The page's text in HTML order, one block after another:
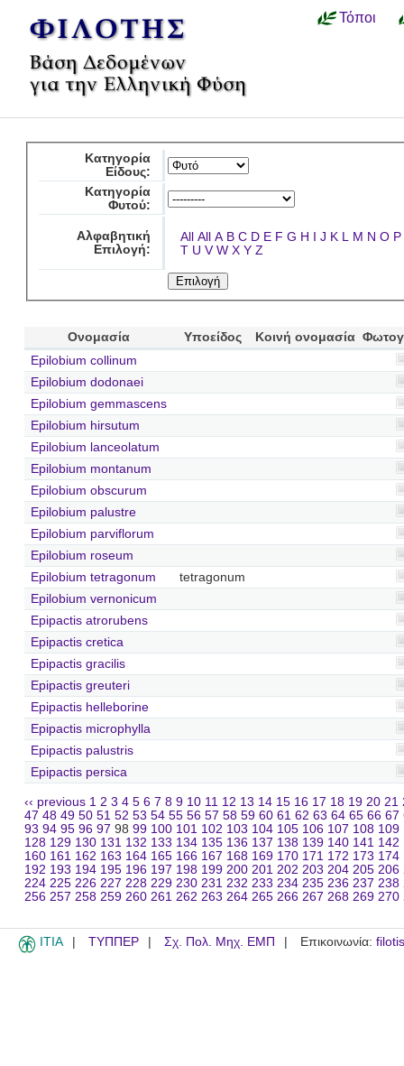
Τόποι
Κατηγορία
Είδους:
Κατηγορία
Φυτού:
Αλφαβητική
Επιλογή:
All All A B C D E F G H I J K L M N O P
T U V W X Y Z
Ονομασία Υποείδος Κοινή ονομασία
Epilobium collinum
Epilobium dodonaei
Epilobium gemmascens
Epilobium hirsutum
Epilobium lanceolatum
Epilobium montanum
Epilobium obscurum
Epilobium palustre
Epilobium parviflorum
Epilobium roseum
Epilobium tetragonum
tetragonum
Epilobium vernonicum
Epipactis atrorubens
Epipactis cretica
Epipactis gracilis
Epipactis greuteri
Epipactis helleborine
Epipactis microphylla
Epipactis palustris
Epipactis persica
‹‹ previous 1 2 3 4 5 6 7 8 9 10 11 12 13 14 15 16 17 18 19 20 21
47 48 49 50 51 52 53 54 55 56 57 58 59 60 61 62 63 64 65 66 67
93 94 95 96 97 98 99 100 101 102 103 104 105 106 107 108 109
128 129 130 131 132 133 134 135 136 137 138 139 140 141 142
160 161 162 163 164 165 166 167 168 169 170 171 172 173 174
192 193 194 195 196 197 198 199 200 201 202 203 204 205 206
224 225 226 227 228 229 230 231 232 233 234 235 236 237 238
256 257 258 259 260 261 262 263 264 265 266 267 268 269 270
ITIA ΤΥΠΠΕΡ Σχ. Πολ. Μηχ. ΕΜΠ Επικοινωνία: